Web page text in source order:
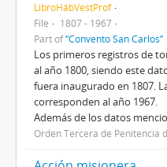
LibroHábVestProf
File
1807 - 1967
Part of“Convento San Carlos”
Los primeros registros de
al año 1800, siendo este
fuera inaugurado en 1807.
corresponden al año 1967.
Además de los datos
Orden Tercera de Penitencia